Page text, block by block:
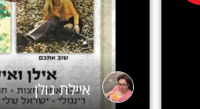
איילת גולן